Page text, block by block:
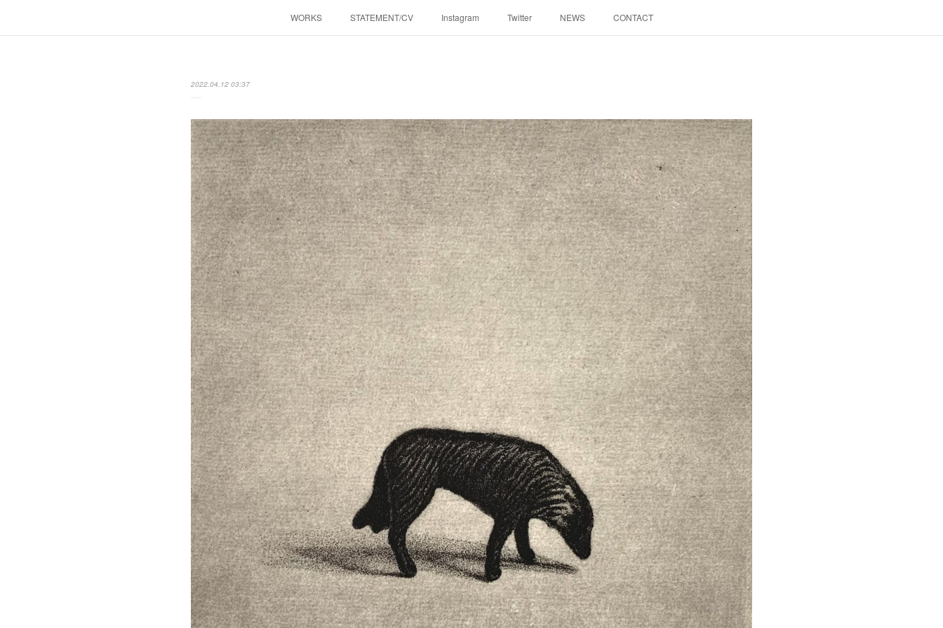
WORKS STATEMENT/CV Instagram Twitter NEWS CONTACT
2022.04.12 03:37